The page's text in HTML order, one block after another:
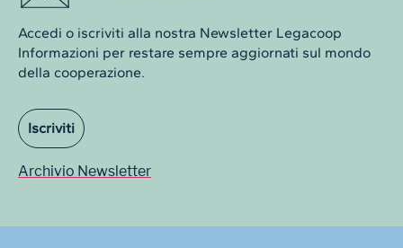
Accedi o iscriviti alla nostra Newsletter Legacoop
Informazioni per restare sempre aggiornati sul mondo
della cooperazione.
Iscriviti
Archivio Newsletter